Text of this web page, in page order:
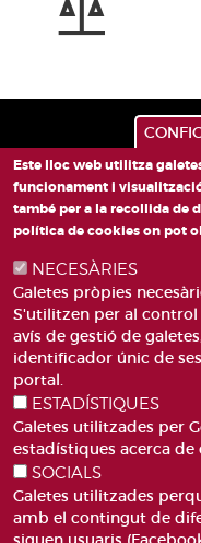
PLAÇA DE
Pie
de
CANAL DE
Este lloc web utilitza
funcionament i
també per a la recollida de
política de cookies on pot
NECESÀRIES
Galetes pròpies
S'utilitzen per al
avís de gestió de
identificador únic de
portal.
ESTADÍSTIQUES
Galetes utilitzades per
estadístiques acerca
SOCIALS
Galetes utilitzades
amb el contingut de